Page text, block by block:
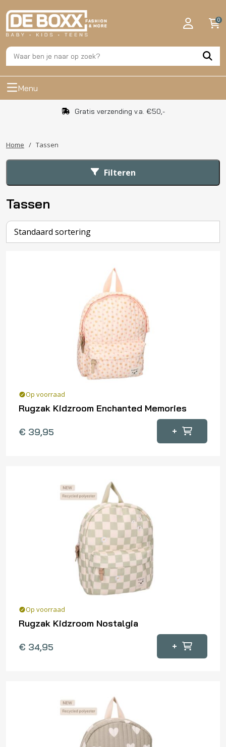
0
Menu
Gratis verzending v.a. €50,-
Home / Tassen
Filteren
Tassen
Op voorraad
Rugzak Kidzroom Enchanted Memories
€ 39,95 +
Op voorraad
Rugzak Kidzroom Nostalgia
€ 34,95 +